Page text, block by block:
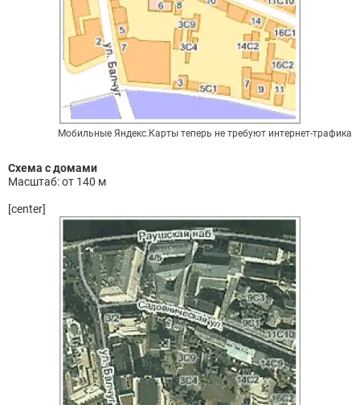
Мобильные Яндекс.Карты теперь не требуют интернет-трафика
Схема с домами
Масштаб: от 140 м
[center]